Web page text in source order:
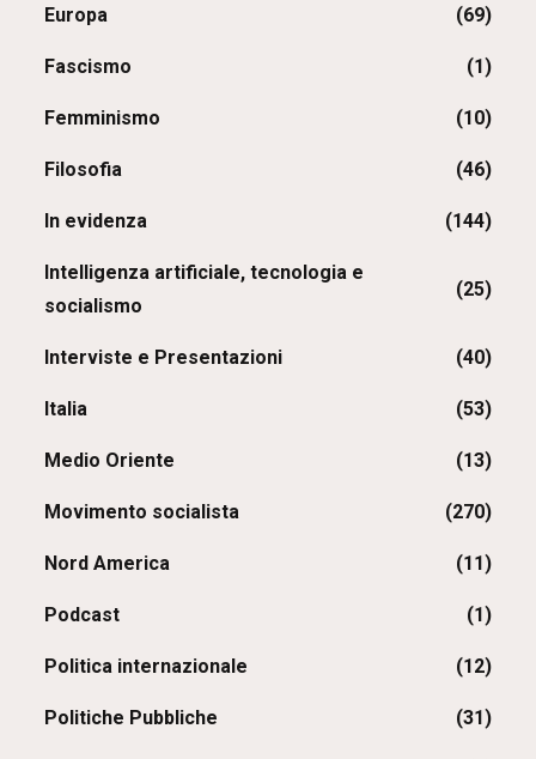
Europa (69)
Fascismo (1)
Femminismo (10)
Filosofia (46)
In evidenza (144)
Intelligenza artificiale, tecnologia e
socialismo
(25)
Interviste e Presentazioni (40)
Italia (53)
Medio Oriente (13)
Movimento socialista (270)
Nord America (11)
Podcast (1)
Politica internazionale (12)
Politiche Pubbliche (31)